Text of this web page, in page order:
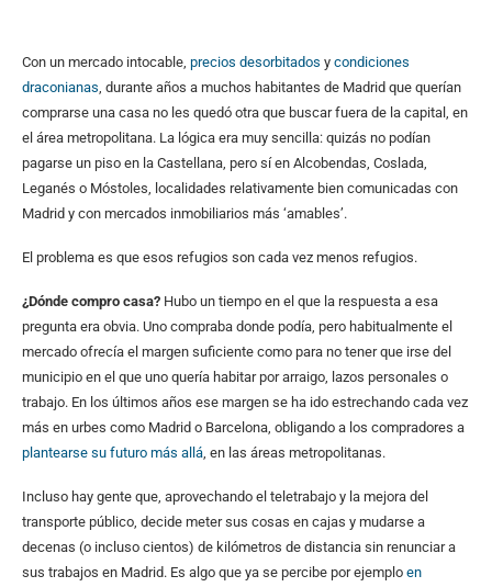
Con un mercado intocable, precios desorbitados y condiciones
draconianas , durante años a muchos habitantes de Madrid que querían
comprarse una casa no les quedó otra que buscar fuera de la capital, en
el área metropolitana. La lógica era muy sencilla: quizás no podían
pagarse un piso en la Castellana, pero sí en Alcobendas, Coslada,
Leganés o Móstoles, localidades relativamente bien comunicadas con
Madrid y con mercados inmobiliarios más ‘amables’.
El problema es que esos refugios son cada vez menos refugios.
¿Dónde compro casa? Hubo un tiempo en el que la respuesta a esa
pregunta era obvia. Uno compraba donde podía, pero habitualmente el
mercado ofrecía el margen suficiente como para no tener que irse del
municipio en el que uno quería habitar por arraigo, lazos personales o
trabajo. En los últimos años ese margen se ha ido estrechando cada vez
más en urbes como Madrid o Barcelona, obligando a los compradores a
plantearse su futuro más allá , en las áreas metropolitanas.
Incluso hay gente que, aprovechando el teletrabajo y la mejora del
transporte público, decide meter sus cosas en cajas y mudarse a
decenas (o incluso cientos) de kilómetros de distancia sin renunciar a
sus trabajos en Madrid. Es algo que ya se percibe por ejemplo en